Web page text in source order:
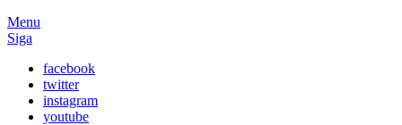
Menu
Siga
facebook
twitter
instagram
youtube